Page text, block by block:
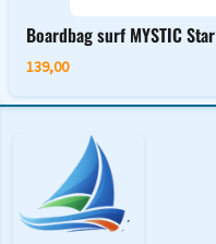
Boardbag surf MYSTIC
139,00